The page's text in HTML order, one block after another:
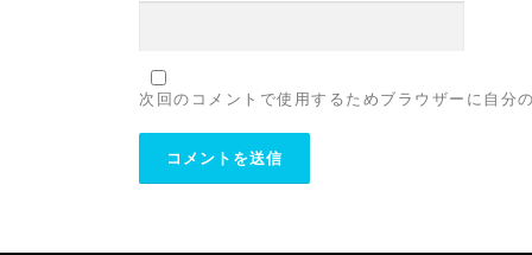
次回のコメントで使用するためブラウザーに自分